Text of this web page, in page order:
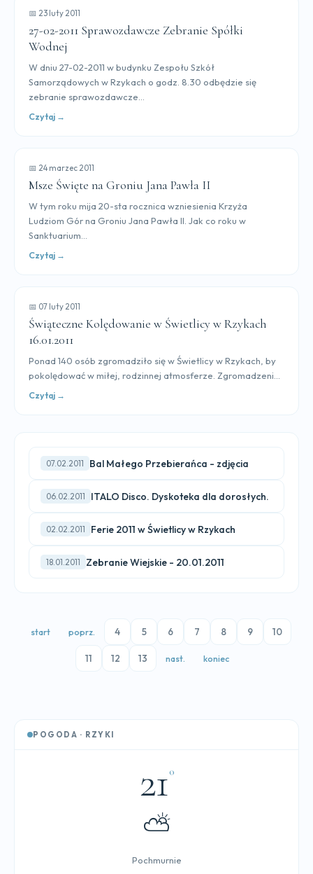
📅 23 luty 2011
27-02-2011 Sprawozdawcze Zebranie Spółki
Wodnej
W dniu 27-02-2011 w budynku Zespołu Szkół
Samorządowych w Rzykach o godz. 8.30 odbędzie się
zebranie sprawozdawcze...
Czytaj →
📅 24 marzec 2011
Msze Święte na Groniu Jana Pawła II
W tym roku mija 20-sta rocznica wzniesienia Krzyża
Ludziom Gór na Groniu Jana Pawła II. Jak co roku w
Sanktuarium...
Czytaj →
📅 07 luty 2011
Świąteczne Kolędowanie w Świetlicy w Rzykach
16.01.2011
Ponad 140 osób zgromadziło się w Świetlicy w Rzykach, by
pokolędować w miłej, rodzinnej atmosferze. Zgromadzeni...
Czytaj →
07.02.2011 Bal Małego Przebierańca - zdjęcia
06.02.2011 ITALO Disco. Dyskoteka dla dorosłych.
02.02.2011 Ferie 2011 w Świetlicy w Rzykach
18.01.2011 Zebranie Wiejskie - 20.01.2011
start poprz. 4 5 6 7 8 9 10
11 12 13 nast. koniec
POGODA · RZYKI
21°
⛅
Pochmurnie